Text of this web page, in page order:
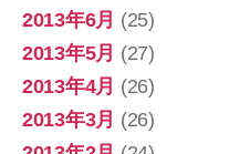
2013年6月 (25)
2013年5月 (27)
2013年4月 (26)
2013年3月 (26)